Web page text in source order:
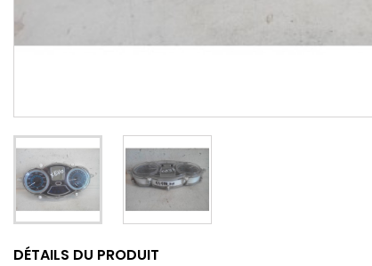
DÉTAILS DU PRODUIT